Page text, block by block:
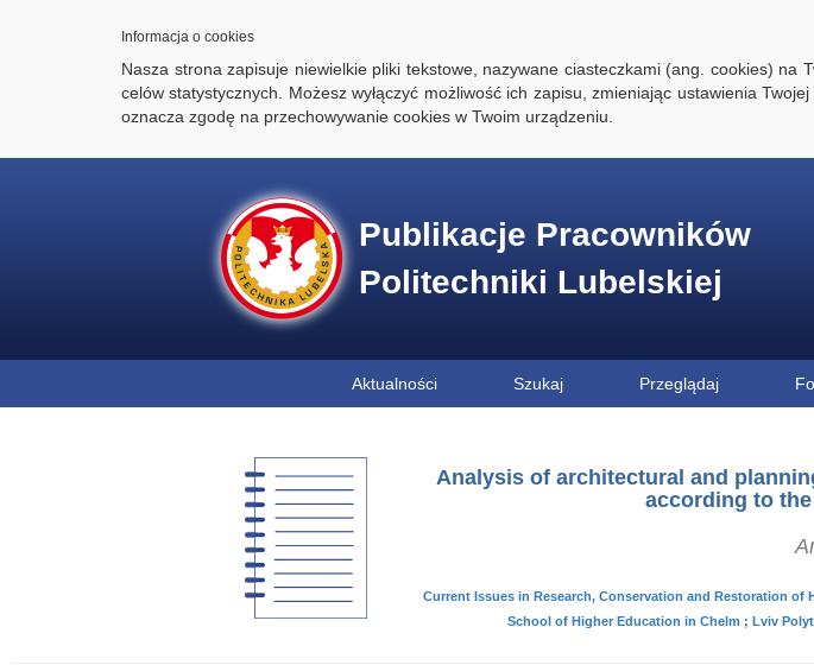
Informacja o cookies
Nasza strona zapisuje niewielkie pliki tekstowe, nazywane ciasteczkami (ang. cookies) na
celów statystycznych. Możesz wyłączyć możliwość ich zapisu, zmieniając ustawienia
oznacza zgodę na przechowywanie cookies w Twoim urządzeniu.
Publikacje Pracowników
Politechniki Lubelskiej
Aktualności Szukaj Przeglądaj
Analysis of architectural and
according to the
Current Issues in Research, Conservation and Restoration
School of Higher Education in Chelm ; Lviv